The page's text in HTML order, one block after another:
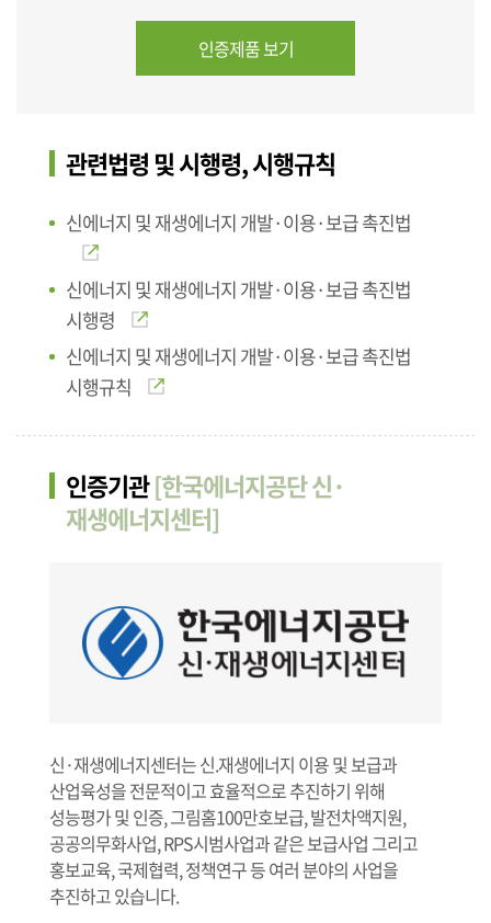
인증제품 보기
관련법령 및 시행령, 시행규칙
신에너지 및 재생에너지 개발·이용·보급 촉진법
신에너지 및 재생에너지 개발·이용·보급 촉진법
시행령
신에너지 및 재생에너지 개발·이용·보급 촉진법
시행규칙
인증기관[한국에너지공단 신·
재생에너지센터]
신·재생에너지센터는 신.재생에너지 이용 및 보급과
산업육성을 전문적이고 효율적으로 추진하기 위해
성능평가 및 인증, 그림홈100만호보급, 발전차액지원,
공공의무화사업, RPS시범사업과 같은 보급사업 그리고
홍보교육, 국제협력, 정책연구 등 여러 분야의 사업을
추진하고 있습니다.